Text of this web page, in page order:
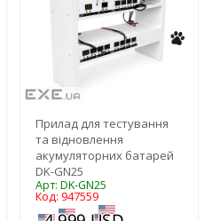
Прилад для тестування
та відновлення
акумуляторних батарей
DK-GN25
Арт: DK-GN25
Код: 947559